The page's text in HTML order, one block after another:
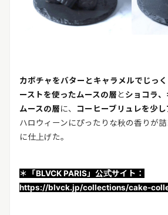
カボチャをバターとキャラメルでじっ
ーストを使ったムースの層 とショコラ
ムースの層に、
コーヒーブリュレを少
ハロウィーンにぴったりな秋の香りが
に仕上げた。
＊「BLVCK PARIS」公式サイト：
https://blvck.jp/collections/cake-